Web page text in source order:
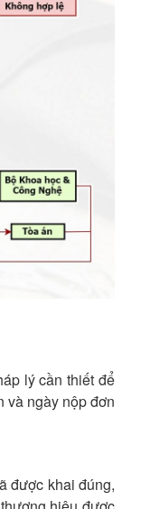
lý cần thiết để
và ngày nộp đơn
được khai đúng,